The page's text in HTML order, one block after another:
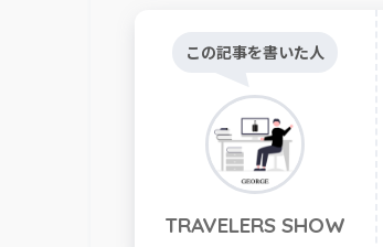
この記事を書いた人
TRAVELERS SHOW